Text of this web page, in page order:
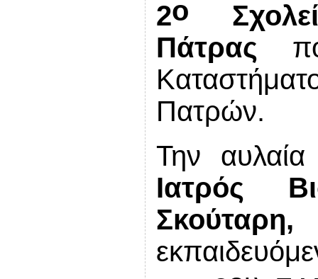
2ο
Πάτρας
Πατρών.
Την
Ιατρός
Σκούταρη,